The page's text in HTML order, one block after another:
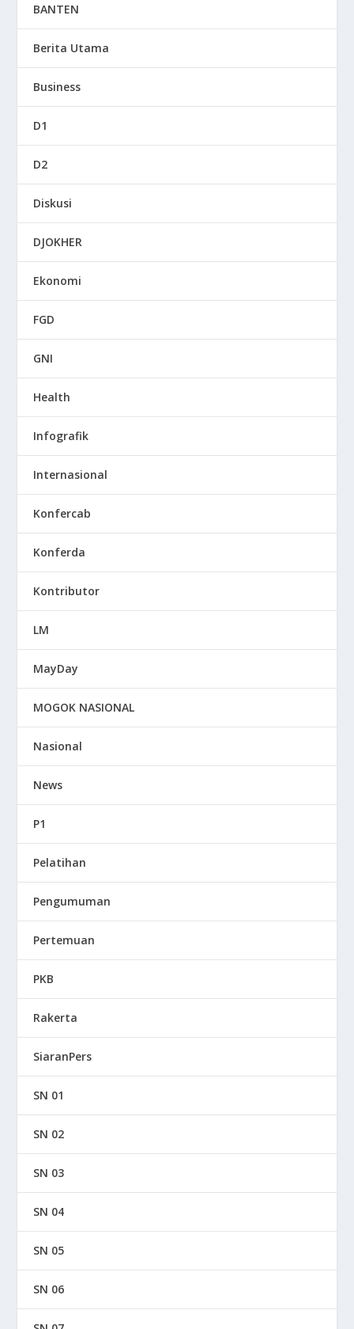
BANTEN
Berita Utama
Business
D1
D2
Diskusi
DJOKHER
Ekonomi
FGD
GNI
Health
Infografik
Internasional
Konfercab
Konferda
Kontributor
LM
MayDay
MOGOK NASIONAL
Nasional
News
P1
Pelatihan
Pengumuman
Pertemuan
PKB
Rakerta
SiaranPers
SN 01
SN 02
SN 03
SN 04
SN 05
SN 06